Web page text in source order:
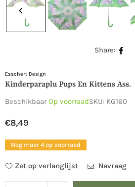
Share:
Esschert Design
Kinderparaplu Pups En Kittens Ass.
BeschikbaarOp voorraadSKU: KG160
Normale
prijs
€8,49
Nog maar 4 op voorraad
Zet op verlanglijst Navraag